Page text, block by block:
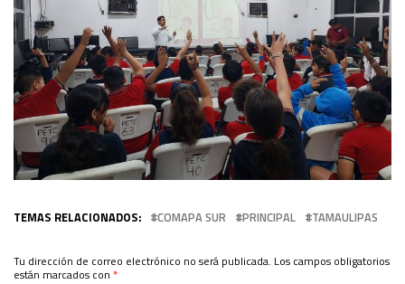
TEMAS RELACIONADOS: COMAPA SUR PRINCIPAL TAMAULIPAS
Tu dirección de correo electrónico no será publicada. Los campos obligatorios
están marcados con *